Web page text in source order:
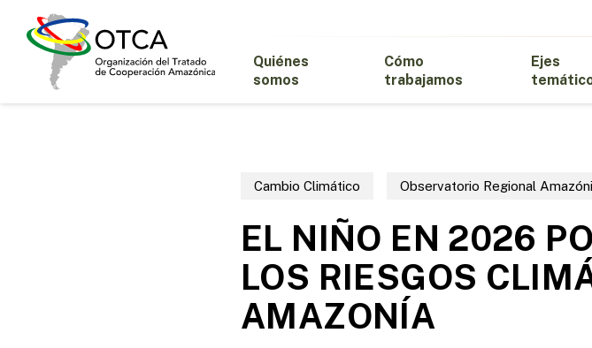
Quiénes
somos
Cómo
trabajamos
Ejes
Cambio Climático Observatorio Regional
EL NIÑO EN 2026
LOS RIESGOS
AMAZONÍA